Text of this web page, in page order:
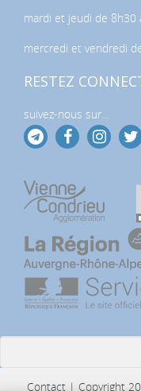
mardi et jeudi de 8h30
mercredi et vendredi
RESTEZ
suivez-nous sur...
Contact| Copyright